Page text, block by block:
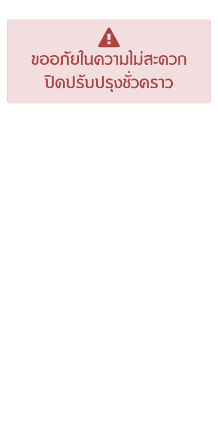
ขออภัยในความไม่สะดวก
ปิดปรับปรุงชั่วคราว